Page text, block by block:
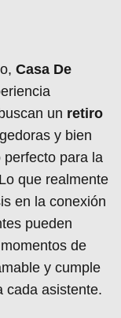
Casa De
un retiro
y bien
para la
que realmente
en la conexión
pueden
de
y cumple
cada asistente.